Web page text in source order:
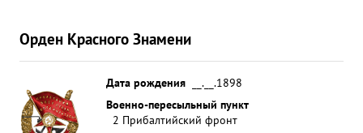
Орден Красного Знамени
Дата рождения
__.__.1898
Военно-пересыльный пункт
2 Прибалтийский фронт